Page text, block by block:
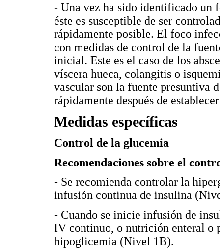
- Una vez ha sido identificado un
éste es susceptible de ser
rápidamente posible. El foco
con medidas de control de la
inicial. Este es el caso de los
víscera hueca, colangitis o
vascular son la fuente presuntiva
rápidamente después de
Medidas específicas
Control de la glucemia
Recomendaciones sobre el
- Se recomienda controlar la
infusión continua de insulina
- Cuando se inicie infusión de
IV continuo, o nutrición enteral o
hipoglicemia (Nivel 1B).